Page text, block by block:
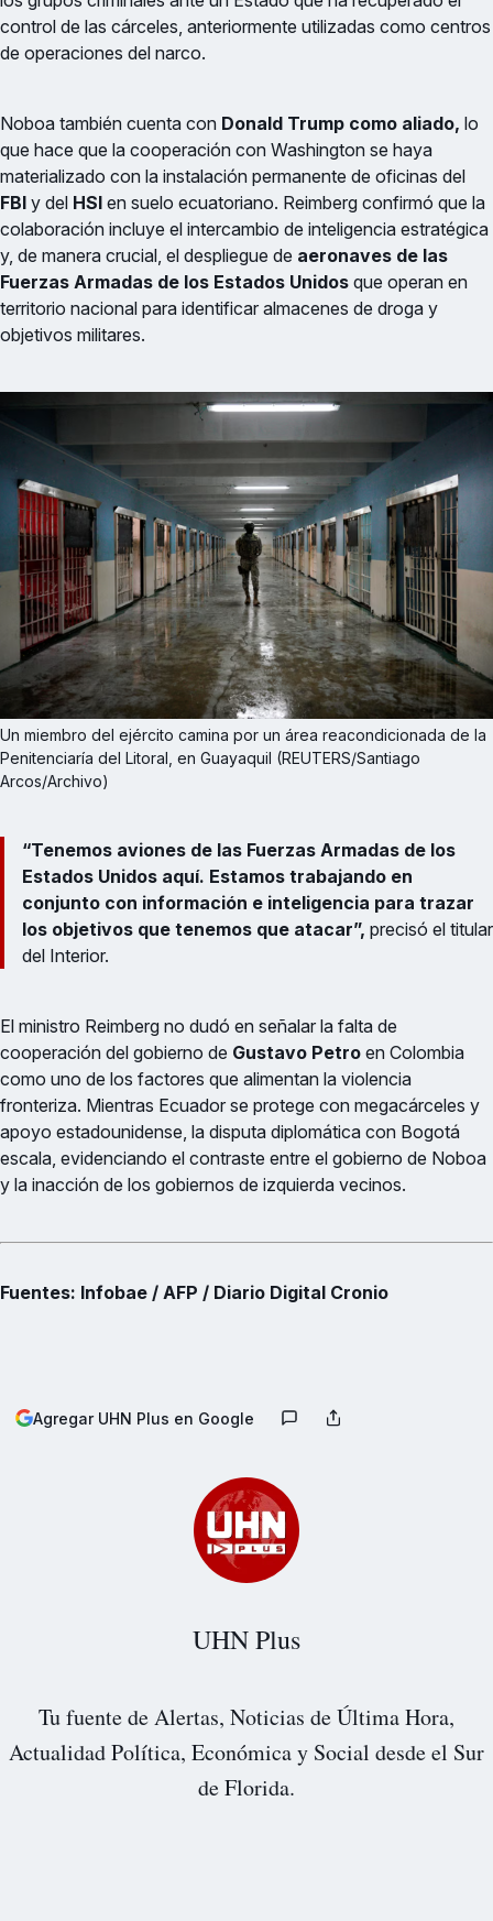
control de las cárceles, anteriormente utilizadas como centros
de operaciones del narco.
Noboa también cuenta con Donald Trump como aliado, lo
que hace que la cooperación con Washington se haya
materializado con la instalación permanente de oficinas del
FBI y del HSI en suelo ecuatoriano. Reimberg confirmó que la
colaboración incluye el intercambio de inteligencia estratégica
y, de manera crucial, el despliegue de aeronaves de las
Fuerzas Armadas de los Estados Unidos que operan en
territorio nacional para identificar almacenes de droga y
objetivos militares.
Un miembro del ejército camina por un área reacondicionada de la
Penitenciaría del Litoral, en Guayaquil (REUTERS/Santiago
Arcos/Archivo)
“Tenemos aviones de las Fuerzas Armadas de los
Estados Unidos aquí. Estamos trabajando en
conjunto con información e inteligencia para trazar
los objetivos que tenemos que atacar”, precisó el titular
del Interior.
El ministro Reimberg no dudó en señalar la falta de
cooperación del gobierno de Gustavo Petro en Colombia
como uno de los factores que alimentan la violencia
fronteriza. Mientras Ecuador se protege con megacárceles y
apoyo estadounidense, la disputa diplomática con Bogotá
escala, evidenciando el contraste entre el gobierno de Noboa
y la inacción de los gobiernos de izquierda vecinos.
Fuentes: Infobae / AFP / Diario Digital Cronio
Agregar UHN Plus en Google
UHN Plus
Tu fuente de Alertas, Noticias de Última Hora,
Actualidad Política, Económica y Social desde el Sur
de Florida.